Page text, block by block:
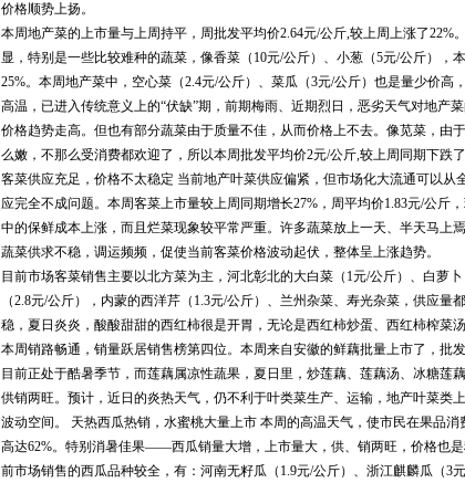
价格顺势上扬。
本周地产菜的上市量与上周持平，周批发平均价2.64元/公斤,较上周上涨了22%
显，特别是一些比较难种的蔬菜，像香菜（10元/公斤）、小葱（5元/公斤），
25%。本周地产菜中，空心菜（2.4元/公斤）、菜瓜（3元/公斤）也是量少价高
高温，已进入传统意义上的“伏缺”期，前期梅雨、近期烈日，恶劣天气对地产
价格趋势走高。但也有部分蔬菜由于质量不佳，从而价格上不去。像苋菜，由
么嫩，不那么受消费都欢迎了，所以本周批发平均价2元/公斤,较上周同期下跌了
客菜供应充足，价格不太稳定 当前地产叶菜供应偏紧，但市场化大流通可以
应完全不成问题。本周客菜上市量较上周同期增长27%，周平均价1.83元/公斤
中的保鲜成本上涨，而且烂菜现象较平常严重。许多蔬菜放上一天、半天马上
蔬菜供求不稳，调运频频，促使当前客菜价格波动起伏，整体呈上涨趋势。
目前市场客菜销售主要以北方菜为主，河北彰北的大白菜（1元/公斤）、白萝
（2.8元/公斤），内蒙的西洋芹（1.3元/公斤）、兰州杂菜、寿光杂菜，供应
稳，夏日炎炎，酸酸甜甜的西红柿很是开胃，无论是西红柿炒蛋、西红柿榨菜
本周销路畅通，销量跃居销售榜第四位。本周来自安徽的鲜藕批量上市了，批发
目前正处于酷暑季节，而莲藕属凉性蔬果，夏日里，炒莲藕、莲藕汤、冰糖莲
供销两旺。预计，近日的炎热天气，仍不利于叶类菜生产、运输，地产叶菜类
波动空间。 天热西瓜热销，水蜜桃大量上市 本周的高温天气，使市民在果品
高达62%。特别消暑佳果——西瓜销量大增，上市量大，供、销两旺，价格也
前市场销售的西瓜品种较全，有：河南无籽瓜（1.9元/公斤）、浙江麒麟瓜（3